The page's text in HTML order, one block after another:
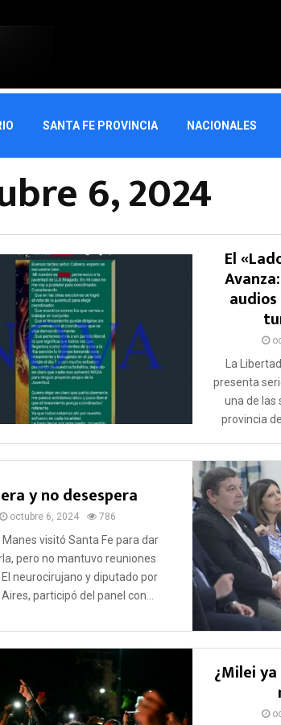
SANTA FE PROVINCIA NACIONALES
6, 2024
El
La
presenta
una de las
provincia
y no desespera
octubre 6, 2024 786
Manes visitó Santa Fe para dar
pero no mantuvo reuniones
neurocirujano y diputado por
participó del panel con...
¿Milei